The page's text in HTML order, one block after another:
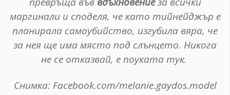
маргинали и споделя, че като тийнейджър е
планирала самоубийство, изгубила вяра, че
за нея ще има място под слънцето. Никога
не се отказвай, е поуката тук.
Снимка: Facebook.com/melanie.gaydos.model